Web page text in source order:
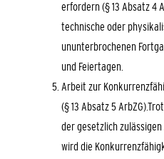
erfordern (§ 13 Absatz 4
technische oder
ununterbrochenen
und Feiertagen.
Arbeit zur
(§ 13 Absatz 5
der gesetzlich
wird die